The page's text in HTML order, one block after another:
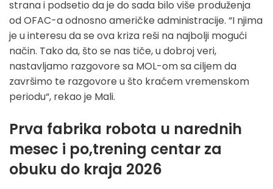
strana i podsetio da je do sada bilo više produženja
od OFAC-a odnosno američke administracije. “I njima
je u interesu da se ova kriza reši na najbolji mogući
način. Tako da, što se nas tiče, u dobroj veri,
nastavljamo razgovore sa MOL-om sa ciljem da
završimo te razgovore u što kraćem vremenskom
periodu“, rekao je Mali.
Prva fabrika robota u narednih
mesec i po,trening centar za
obuku do kraja 2026